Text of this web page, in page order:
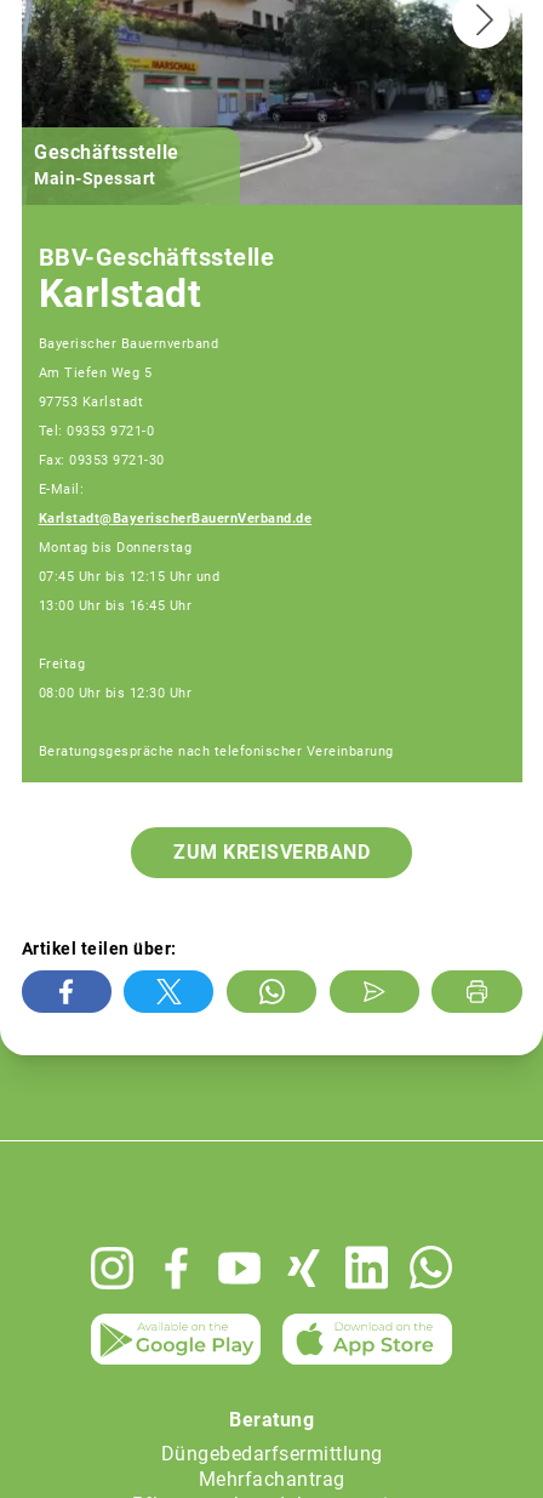
Geschäftsstelle
Main-Spessart
BBV-Geschäftsstelle
Karlstadt
Bayerischer Bauernverband
Am Tiefen Weg 5
97753 Karlstadt
Tel: 09353 9721-0
Fax: 09353 9721-30
E-Mail:
Karlstadt@BayerischerBauernVerband.de
Montag bis Donnerstag
07:45 Uhr bis 12:15 Uhr und
13:00 Uhr bis 16:45 Uhr
Freitag
08:00 Uhr bis 12:30 Uhr
Beratungsgespräche nach telefonischer Vereinbarung
ZUM KREISVERBAND
Artikel teilen über:
Beratung
Düngebedarfsermittlung
Mehrfachantrag